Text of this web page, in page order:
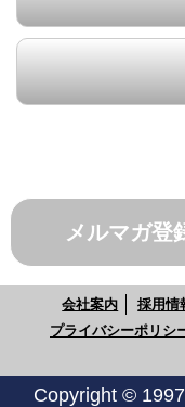
メルマガ登
会社案内 採用情
プライバシーポリシ
Copyright ©